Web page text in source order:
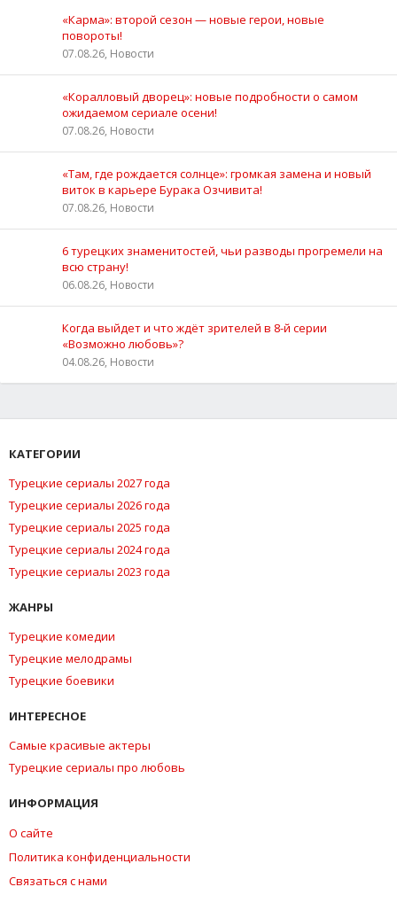
«Карма»: второй сезон — новые герои, новые
повороты!
07.08.26, Новости
«Коралловый дворец»: новые подробности о самом
ожидаемом сериале осени!
07.08.26, Новости
«Там, где рождается солнце»: громкая замена и новый
виток в карьере Бурака Озчивита!
07.08.26, Новости
6 турецких знаменитостей, чьи разводы прогремели на
всю страну!
06.08.26, Новости
Когда выйдет и что ждёт зрителей в 8-й серии
«Возможно любовь»?
04.08.26, Новости
КАТЕГОРИИ
Турецкие сериалы 2027 года
Турецкие сериалы 2026 года
Турецкие сериалы 2025 года
Турецкие сериалы 2024 года
Турецкие сериалы 2023 года
ЖАНРЫ
Турецкие комедии
Турецкие мелодрамы
Турецкие боевики
ИНТЕРЕСНОЕ
Самые красивые актеры
Турецкие сериалы про любовь
ИНФОРМАЦИЯ
О сайте
Политика конфиденциальности
Связаться с нами